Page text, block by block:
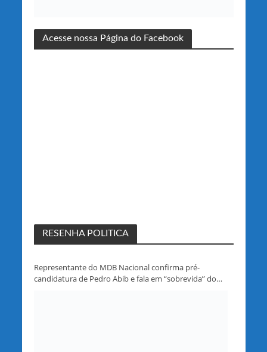
Acesse nossa Página do Facebook
RESENHA POLITICA
Representante do MDB Nacional confirma pré-
candidatura de Pedro Abib e fala em “sobrevida” do